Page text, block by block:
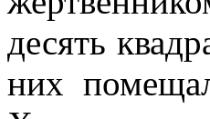
десять
них